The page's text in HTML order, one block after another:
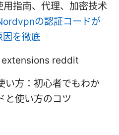
指南、代理、加密技术
の認証コードが
因を徹底
reddit
い方：初心者でもわか
と使い方のコツ